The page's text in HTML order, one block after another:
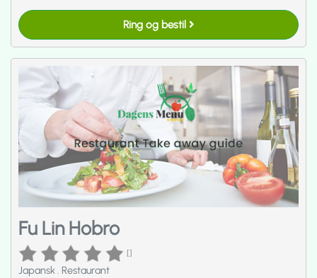
Ring og bestil
Fu Lin Hobro
[]
Japansk. Restaurant